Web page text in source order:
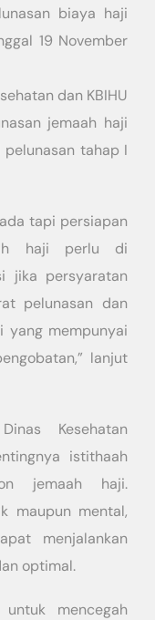
biaya haji
19 November
dan KBIHU
jemaah haji
tahap I
tapi persiapan
haji perlu di
jika persyaratan
pelunasan dan
yang mempunyai
lanjut
Kesehatan
istithaah
jemaah haji.
maupun mental,
menjalankan
optimal.
mencegah